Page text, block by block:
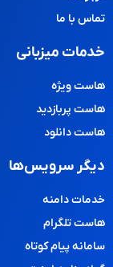
تماس با ما
خدمات میزبانی
هاست ویژه
هاست پربازدید
هاست دانلود
دیگر سرویس‌ها
خدمات دامنه
هاست تلگرام
سامانه پیام کوتاه